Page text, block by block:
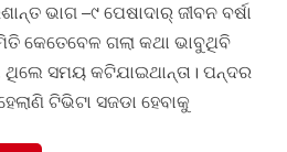
ଭାଗ –୯ ପେଷାଦାର୍ ଜୀବନ ବର୍ଷା
କେତେବେଳ ଗଲା କଥା ଭାବୁଥିବି
ସମୟ କଟିଯାଇଥାନ୍ତା। ପନ୍ଦର
ଟିଭିଟା ସଜଡା ହେବାକୁ